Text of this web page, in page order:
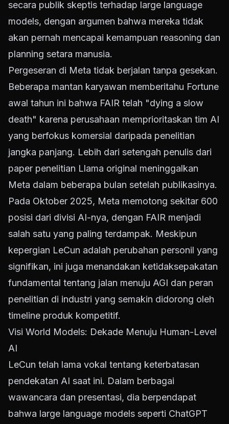
secara publik skeptis terhadap large language
models, dengan argumen bahwa mereka tidak
akan pernah mencapai kemampuan reasoning dan
planning setara manusia.
Pergeseran di Meta tidak berjalan tanpa gesekan.
Beberapa mantan karyawan memberitahu Fortune
awal tahun ini bahwa FAIR telah "dying a slow
death" karena perusahaan memprioritaskan tim AI
yang berfokus komersial daripada penelitian
jangka panjang. Lebih dari setengah penulis dari
paper penelitian Llama original meninggalkan
Meta dalam beberapa bulan setelah publikasinya.
Pada Oktober 2025, Meta memotong sekitar 600
posisi dari divisi AI-nya, dengan FAIR menjadi
salah satu yang paling terdampak. Meskipun
kepergian LeCun adalah perubahan personil yang
signifikan, ini juga menandakan ketidaksepakatan
fundamental tentang jalan menuju AGI dan peran
penelitian di industri yang semakin didorong oleh
timeline produk kompetitif.
Visi World Models: Dekade Menuju Human-Level
AI
LeCun telah lama vokal tentang keterbatasan
pendekatan AI saat ini. Dalam berbagai
wawancara dan presentasi, dia berpendapat
bahwa large language models seperti ChatGPT